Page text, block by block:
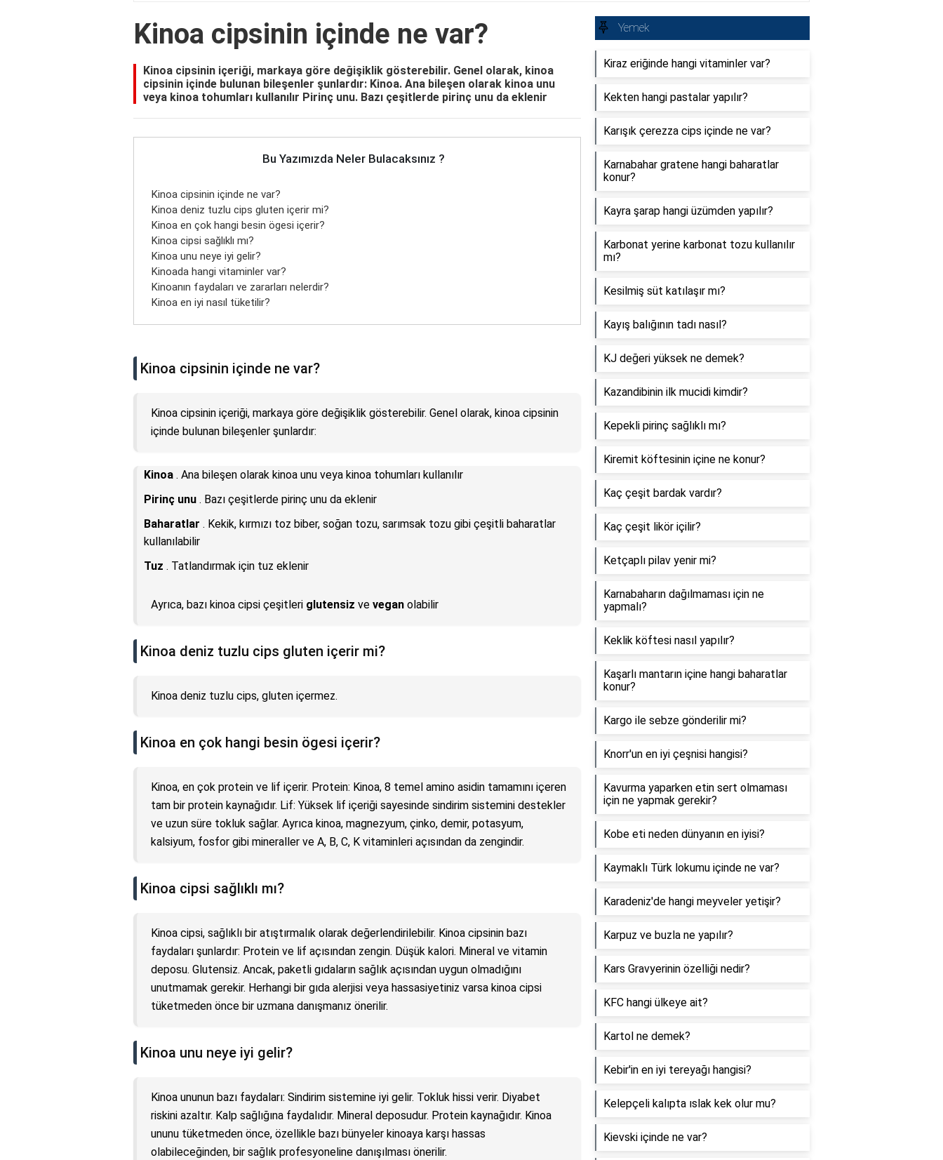
Kinoa cipsinin içinde ne var?
Kinoa cipsinin içeriği, markaya göre değişiklik gösterebilir. Genel olarak, kinoa
cipsinin içinde bulunan bileşenler şunlardır: Kinoa. Ana bileşen olarak kinoa unu
veya kinoa tohumları kullanılır Pirinç unu. Bazı çeşitlerde pirinç unu da eklenir
Bu Yazımızda Neler Bulacaksınız ?
Kinoa cipsinin içinde ne var?
Kinoa deniz tuzlu cips gluten içerir mi?
Kinoa en çok hangi besin ögesi içerir?
Kinoa cipsi sağlıklı mı?
Kinoa unu neye iyi gelir?
Kinoada hangi vitaminler var?
Kinoanın faydaları ve zararları nelerdir?
Kinoa en iyi nasıl tüketilir?
Kinoa cipsinin içinde ne var?
Kinoa cipsinin içeriği, markaya göre değişiklik gösterebilir. Genel olarak, kinoa cipsinin
içinde bulunan bileşenler şunlardır:
Kinoa . Ana bileşen olarak kinoa unu veya kinoa tohumları kullanılır
Pirinç unu . Bazı çeşitlerde pirinç unu da eklenir
Baharatlar . Kekik, kırmızı toz biber, soğan tozu, sarımsak tozu gibi çeşitli baharatlar
kullanılabilir
Tuz . Tatlandırmak için tuz eklenir
Ayrıca, bazı kinoa cipsi çeşitleri glutensiz ve vegan olabilir
Kinoa deniz tuzlu cips gluten içerir mi?
Kinoa deniz tuzlu cips, gluten içermez.
Kinoa en çok hangi besin ögesi içerir?
Kinoa, en çok protein ve lif içerir. Protein: Kinoa, 8 temel amino asidin tamamını içeren
tam bir protein kaynağıdır. Lif: Yüksek lif içeriği sayesinde sindirim sistemini destekler
ve uzun süre tokluk sağlar. Ayrıca kinoa, magnezyum, çinko, demir, potasyum,
kalsiyum, fosfor gibi mineraller ve A, B, C, K vitaminleri açısından da zengindir.
Kinoa cipsi sağlıklı mı?
Kinoa cipsi, sağlıklı bir atıştırmalık olarak değerlendirilebilir. Kinoa cipsinin bazı
faydaları şunlardır: Protein ve lif açısından zengin. Düşük kalori. Mineral ve vitamin
deposu. Glutensiz. Ancak, paketli gıdaların sağlık açısından uygun olmadığını
unutmamak gerekir. Herhangi bir gıda alerjisi veya hassasiyetiniz varsa kinoa cipsi
tüketmeden önce bir uzmana danışmanız önerilir.
Kinoa unu neye iyi gelir?
Kinoa ununun bazı faydaları: Sindirim sistemine iyi gelir. Tokluk hissi verir. Diyabet
riskini azaltır. Kalp sağlığına faydalıdır. Mineral deposudur. Protein kaynağıdır. Kinoa
ununu tüketmeden önce, özellikle bazı bünyeler kinoaya karşı hassas
olabileceğinden, bir sağlık profesyoneline danışılması önerilir.
Yemek
Kiraz eriğinde hangi vitaminler var?
Kekten hangi pastalar yapılır?
Karışık çerezza cips içinde ne var?
Karnabahar gratene hangi baharatlar
konur?
Kayra şarap hangi üzümden yapılır?
Karbonat yerine karbonat tozu kullanılır
mı?
Kesilmiş süt katılaşır mı?
Kayış balığının tadı nasıl?
KJ değeri yüksek ne demek?
Kazandibinin ilk mucidi kimdir?
Kepekli pirinç sağlıklı mı?
Kiremit köftesinin içine ne konur?
Kaç çeşit bardak vardır?
Kaç çeşit likör içilir?
Ketçaplı pilav yenir mi?
Karnabaharın dağılmaması için ne
yapmalı?
Keklik köftesi nasıl yapılır?
Kaşarlı mantarın içine hangi baharatlar
konur?
Kargo ile sebze gönderilir mi?
Knorr'un en iyi çeşnisi hangisi?
Kavurma yaparken etin sert olmaması
için ne yapmak gerekir?
Kobe eti neden dünyanın en iyisi?
Kaymaklı Türk lokumu içinde ne var?
Karadeniz'de hangi meyveler yetişir?
Karpuz ve buzla ne yapılır?
Kars Gravyerinin özelliği nedir?
KFC hangi ülkeye ait?
Kartol ne demek?
Kebir'in en iyi tereyağı hangisi?
Kelepçeli kalıpta ıslak kek olur mu?
Kievski içinde ne var?